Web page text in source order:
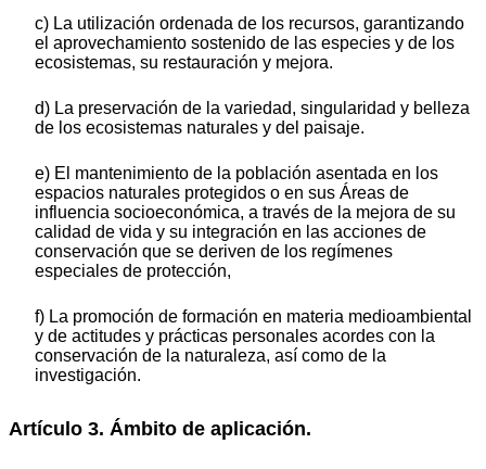
c) La utilización ordenada de los recursos, garantizando
el aprovechamiento sostenido de las especies y de los
ecosistemas, su restauración y mejora.
d) La preservación de la variedad, singularidad y belleza
de los ecosistemas naturales y del paisaje.
e) El mantenimiento de la población asentada en los
espacios naturales protegidos o en sus Áreas de
influencia socioeconómica, a través de la mejora de su
calidad de vida y su integración en las acciones de
conservación que se deriven de los regímenes
especiales de protección,
f) La promoción de formación en materia medioambiental
y de actitudes y prácticas personales acordes con la
conservación de la naturaleza, así como de la
investigación.
Artículo 3. Ámbito de aplicación.